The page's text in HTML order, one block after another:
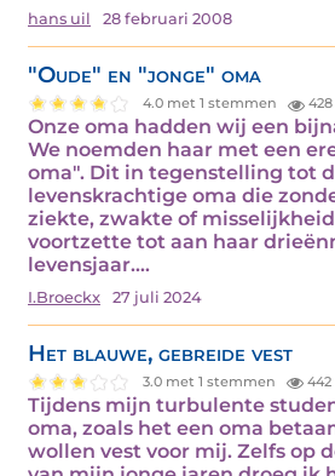
hans uil 28 februari 2008
"Oude" en "jonge" oma
4.0 met 1 stemmen 428
Onze oma hadden wij een
We noemden haar met een
oma". Dit in tegenstelling tot
levenskrachtige oma die
ziekte, zwakte of
voortzette tot aan haar
levensjaar.…
I.Broeckx 27 juli 2024
Het blauwe, gebreide vest
3.0 met 1 stemmen 442
Tijdens mijn turbulente
oma, zoals het een oma
wollen vest voor mij. Zelfs op